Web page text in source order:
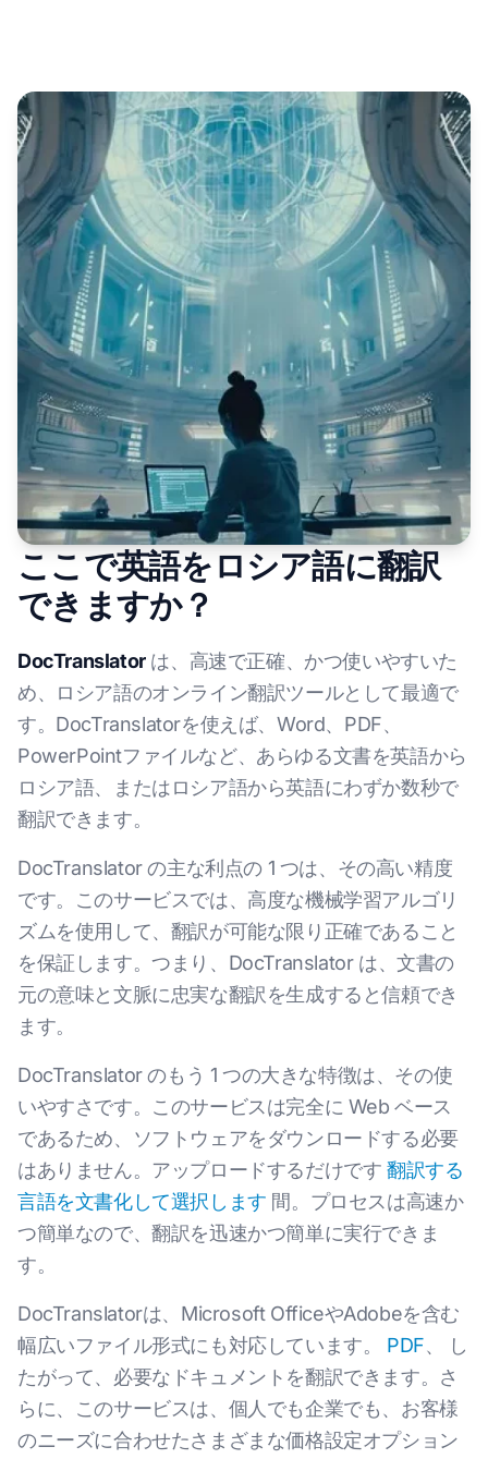
ここで英語をロシア語に翻訳
できますか？
DocTranslatorは、高速で正確、かつ使いやすいた
め、ロシア語のオンライン翻訳ツールとして最適で
す。DocTranslatorを使えば、Word、PDF、
PowerPointファイルなど、あらゆる文書を英語から
ロシア語、またはロシア語から英語にわずか数秒で
翻訳できます。
DocTranslator の主な利点の 1 つは、その高い精度
です。このサービスでは、高度な機械学習アルゴリ
ズムを使用して、翻訳が可能な限り正確であること
を保証します。つまり、DocTranslator は、文書の
元の意味と文脈に忠実な翻訳を生成すると信頼でき
ます。
DocTranslator のもう 1 つの大きな特徴は、その使
いやすさです。このサービスは完全に Web ベース
であるため、ソフトウェアをダウンロードする必要
はありません。アップロードするだけです翻訳する
言語を文書化して選択します 間。プロセスは高速か
つ簡単なので、翻訳を迅速かつ簡単に実行できま
す。
DocTranslatorは、Microsoft OfficeやAdobeを含む
幅広いファイル形式にも対応しています。 PDF、 し
たがって、必要なドキュメントを翻訳できます。さ
らに、このサービスは、個人でも企業でも、お客様
のニーズに合わせたさまざまな価格設定オプション